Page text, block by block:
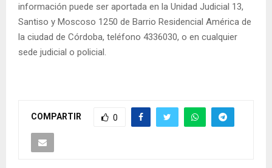
información puede ser aportada en la Unidad Judicial 13,
Santiso y Moscoso 1250 de Barrio Residencial América de
la ciudad de Córdoba, teléfono 4336030, o en cualquier
sede judicial o policial.
COMPARTIR 0